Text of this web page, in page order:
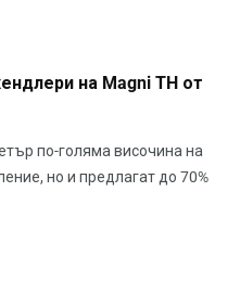
на Magni TH от
по-голяма височина на
но и предлагат до 70%